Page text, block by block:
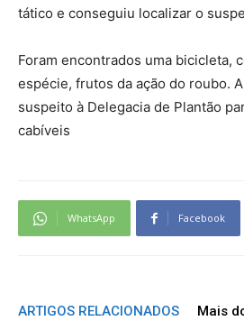
tático e conseguiu localizar o
Foram encontrados uma bicicleta,
espécie, frutos da ação do roubo.
suspeito à Delegacia de Plantão
cabíveis
WhatsApp Facebook
ARTIGOS RELACIONADOS Mais